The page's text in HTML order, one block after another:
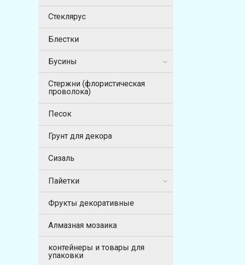
Стеклярус
Блестки
Бусины
Стержни (флористическая
проволока)
Песок
Грунт для декора
Сизаль
Пайетки
Фрукты декоративные
Алмазная мозаика
контейнеры и товары для
упаковки